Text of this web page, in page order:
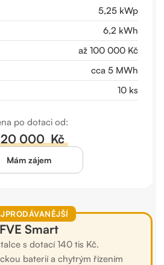
5,25 kWp
6,2 kWh
až 100 000 Kč
cca 5 MWh
10 ks
po dotaci od:
000 Kč
Mám zájem
FVE Smart
s dotací 140 tis Kč.
baterií a chytrým řízením